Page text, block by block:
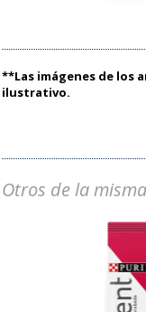
**Las imágenes de los
ilustrativo.
Otros de la